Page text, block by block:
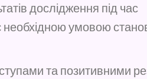
дослідження під час
умовою
та позитивними